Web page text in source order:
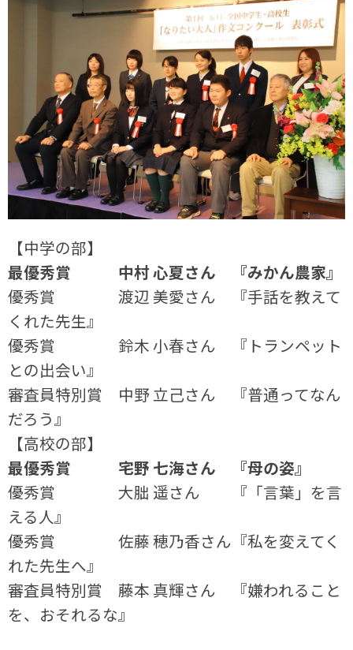
【中学の部】
最優秀賞 中村 心夏さん 『みかん農家』
優秀賞 渡辺 美愛さん 『手話を教えて
くれた先生』
優秀賞 鈴木 小春さん 『トランペット
との出会い』
審査員特別賞 中野 立己さん 『普通ってなん
だろう』
【高校の部】
最優秀賞 宅野 七海さん 『母の姿』
優秀賞 大朏 遥さん 『「言葉」を言
える人』
優秀賞 佐藤 穂乃香さん『私を変えてく
れた先生へ』
審査員特別賞 藤本 真輝さん 『嫌われること
を、おそれるな』